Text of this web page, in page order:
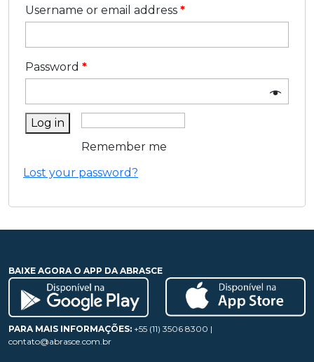
Username or email address *
Password *
Remember me
Log in
Lost your password?
BAIXE AGORA O APP DA ABRASCE
PARA MAIS INFORMAÇÕES: +55 (11) 3506 8300 |
contato@abrasce.com.br